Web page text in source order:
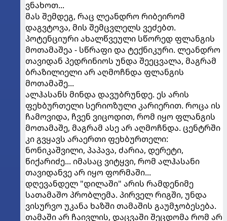
ვნახოთ...
მას შემდეგ, რაც ლეანდრო რიბეირომ
დაგვტოვა, მის შემცვლელს ვეძებთ.
პოტენციური ახალწვეული სწორედ ფლანგის
მოთამაშეა - სწრაფი და ტექნიკური. ლეანდრო
თავიდან პედრინიოს უნდა შეეცვალა, მაგრამ
ბრაზილიელი არ აღმოჩნდა ფლანგის
მოთამაშე...
ალჰასანს მინდა დავუბრუნდე. ეს არის
ფეხბურთელი სერიოზული კარიერით. როცა ის
ჩამოვიდა, ჩვენ ვიცოდით, რომ იყო ფლანგის
მოთამაშე, მაგრამ ასე არ აღმოჩნდა. ცენტრში
კი გვყავს არაერთი ფეხბურთელი:
ნონიკაშვილი, პაპავა, ძარია, დერეტი,
წიქარიძე... იმასაც ვიტყვი, რომ ალჰასანი
თავიდანვე არ იყო ფორმაში...
დღევანდელ "დილაში" არის რამდენიმე
სათამაშო პრობლემა. პირველ რიგში, უნდა
ვისურვო უკანა ხაზში თამაშის გაუმჯობესება.
თამაში არ ჩაივლის, დაცვაში შეცდომა რომ არ